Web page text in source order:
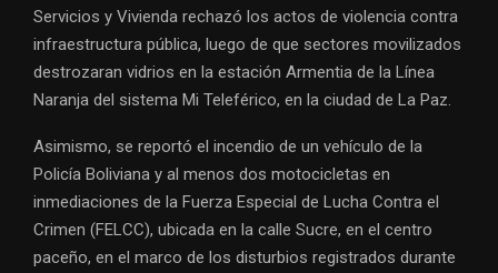
Servicios y Vivienda rechazó los actos de violencia contra
infraestructura pública, luego de que sectores movilizados
destrozaran vidrios en la estación Armentia de la Línea
Naranja del sistema Mi Teleférico, en la ciudad de La Paz.
Asimismo, se reportó el incendio de un vehículo de la
Policía Boliviana y al menos dos motocicletas en
inmediaciones de la Fuerza Especial de Lucha Contra el
Crimen (FELCC), ubicada en la calle Sucre, en el centro
paceño, en el marco de los disturbios registrados durante